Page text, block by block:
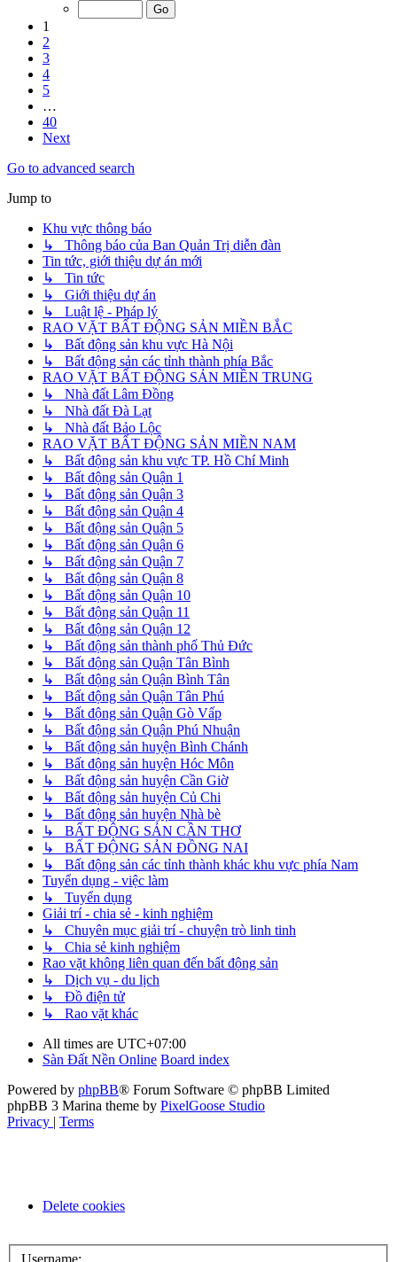
1
2
3
4
5
…
40
Next
Go to advanced search
Jump to
Khu vực thông báo
↳ Thông báo của Ban Quản Trị diễn đàn
Tin tức, giới thiệu dự án mới
↳ Tin tức
↳ Giới thiệu dự án
↳ Luật lệ - Pháp lý
RAO VẶT BẤT ĐỘNG SẢN MIỀN BẮC
↳ Bất động sản khu vực Hà Nội
↳ Bất động sản các tỉnh thành phía Bắc
RAO VẶT BẤT ĐỘNG SẢN MIỀN TRUNG
↳ Nhà đất Lâm Đồng
↳ Nhà đất Đà Lạt
↳ Nhà đất Bảo Lộc
RAO VẶT BẤT ĐỘNG SẢN MIỀN NAM
↳ Bất động sản khu vực TP. Hồ Chí Minh
↳ Bất động sản Quận 1
↳ Bất động sản Quận 3
↳ Bất động sản Quận 4
↳ Bất động sản Quận 5
↳ Bất động sản Quận 6
↳ Bất động sản Quận 7
↳ Bất động sản Quận 8
↳ Bất động sản Quận 10
↳ Bất động sản Quận 11
↳ Bất động sản Quận 12
↳ Bất động sản thành phố Thủ Đức
↳ Bất động sản Quận Tân Bình
↳ Bất động sản Quận Bình Tân
↳ Bất động sản Quận Tân Phú
↳ Bất động sản Quận Gò Vấp
↳ Bất động sản Quận Phú Nhuận
↳ Bất động sản huyện Bình Chánh
↳ Bất động sản huyện Hóc Môn
↳ Bất động sản huyện Cần Giờ
↳ Bất động sản huyện Củ Chi
↳ Bất động sản huyện Nhà bè
↳ BẤT ĐỘNG SẢN CẦN THƠ
↳ BẤT ĐỘNG SẢN ĐỒNG NAI
↳ Bất động sản các tỉnh thành khác khu vực phía Nam
Tuyển dụng - việc làm
↳ Tuyển dụng
Giải trí - chia sẻ - kinh nghiệm
↳ Chuyên mục giải trí - chuyện trò linh tinh
↳ Chia sẻ kinh nghiệm
Rao vặt không liên quan đến bất động sản
↳ Dịch vụ - du lịch
↳ Đồ điện tử
↳ Rao vặt khác
All times are UTC+07:00
Sàn Đất Nền Online Board index
Powered by phpBB® Forum Software © phpBB Limited
phpBB 3 Marina theme by PixelGoose Studio
Privacy | Terms
Delete cookies
Username: